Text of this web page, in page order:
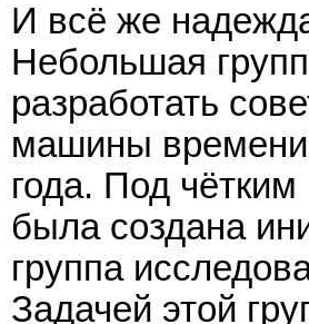
И всё же
Небольшая
разработать
машины времени
года. Под
была создана
группа
Задачей этой